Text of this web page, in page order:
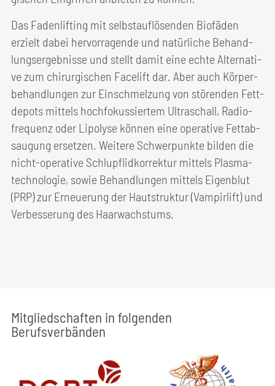
Das Faden­lif­ting mit selbst­auf­lö­sen­den Bio­fä­den
erzielt dabei her­vor­ra­gen­de und natür­li­che Behand­
lungs­er­geb­nis­se und stellt damit eine ech­te Alter­na­ti­
ve zum chir­ur­gi­schen Face­lift dar. Aber auch Kör­per­
be­hand­lun­gen zur Ein­schmel­zung von stö­ren­den Fett­
de­pots mit­tels hoch­fo­kus­sier­tem Ultra­schall, Radio­
fre­quenz oder Lipo­ly­se kön­nen eine ope­ra­ti­ve Fett­ab­
sau­gung erset­zen. Wei­te­re Schwer­punk­te bil­den die
nicht-ope­ra­ti­ve Schlupf­lid­kor­rek­tur mit­tels Plas­ma­
tech­no­lo­gie, sowie Behand­lun­gen mit­tels Eigen­blut
(PRP) zur Erneue­rung der Haut­struk­tur (Vam­pir­lift) und
Ver­bes­se­rung des Haarwachstums.
Mit­glied­schaf­ten in fol­gen­den
Berufsverbänden